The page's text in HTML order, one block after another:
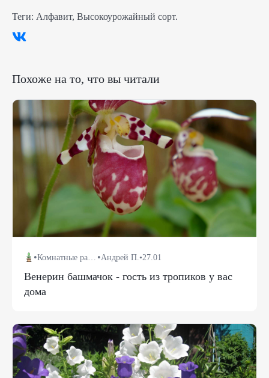
Теги: Алфавит, Высокоурожайный сорт.
Похоже на то, что вы читали
• •Андрей П. •27.01
Венерин башмачок - гость из тропиков у вас
дома